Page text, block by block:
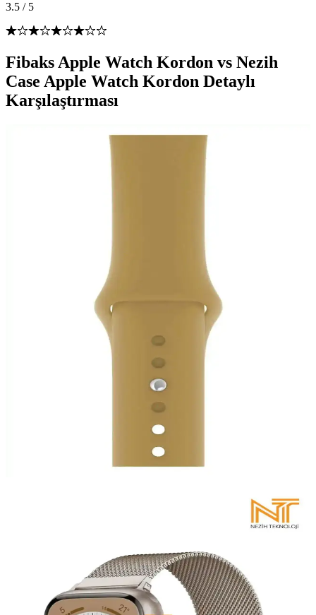
3.5 / 5
Fibaks Apple Watch Kordon vs Nezih
Case Apple Watch Kordon Detaylı
Karşılaştırması